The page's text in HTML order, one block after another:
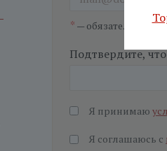
* — обязательные
Подтвердите,
Я принимаю
Я соглашаюсь с